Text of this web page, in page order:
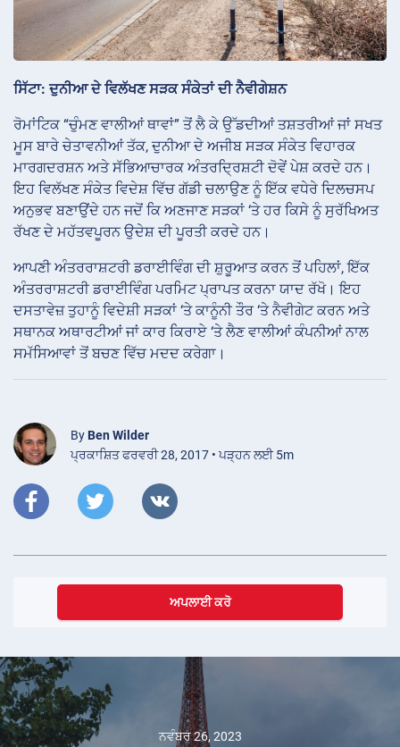
ਸਿੱਟਾ: ਦੁਨੀਆ ਦੇ ਵਿਲੱਖਣ ਸੜਕ ਸੰਕੇਤਾਂ ਦੀ ਨੈਵੀਗੇਸ਼ਨ
ਰੋਮਾਂਟਿਕ “ਚੁੰਮਣ ਵਾਲੀਆਂ ਥਾਵਾਂ” ਤੋਂ ਲੈ ਕੇ ਉੱਡਦੀਆਂ ਤਸ਼ਤਰੀਆਂ ਜਾਂ ਸਖਤ
ਮੂਸ ਬਾਰੇ ਚੇਤਾਵਨੀਆਂ ਤੱਕ, ਦੁਨੀਆ ਦੇ ਅਜੀਬ ਸੜਕ ਸੰਕੇਤ ਵਿਹਾਰਕ
ਮਾਰਗਦਰਸ਼ਨ ਅਤੇ ਸੱਭਿਆਚਾਰਕ ਅੰਤਰਦ੍ਰਿਸ਼ਟੀ ਦੋਵੇਂ ਪੇਸ਼ ਕਰਦੇ ਹਨ।
ਇਹ ਵਿਲੱਖਣ ਸੰਕੇਤ ਵਿਦੇਸ਼ ਵਿੱਚ ਗੱਡੀ ਚਲਾਉਣ ਨੂੰ ਇੱਕ ਵਧੇਰੇ ਦਿਲਚਸਪ
ਅਨੁਭਵ ਬਣਾਉਂਦੇ ਹਨ ਜਦੋਂ ਕਿ ਅਣਜਾਣ ਸੜਕਾਂ ‘ਤੇ ਹਰ ਕਿਸੇ ਨੂੰ ਸੁਰੱਖਿਅਤ
ਰੱਖਣ ਦੇ ਮਹੱਤਵਪੂਰਨ ਉਦੇਸ਼ ਦੀ ਪੂਰਤੀ ਕਰਦੇ ਹਨ।
ਆਪਣੀ ਅੰਤਰਰਾਸ਼ਟਰੀ ਡਰਾਈਵਿੰਗ ਦੀ ਸ਼ੁਰੂਆਤ ਕਰਨ ਤੋਂ ਪਹਿਲਾਂ, ਇੱਕ
ਅੰਤਰਰਾਸ਼ਟਰੀ ਡਰਾਈਵਿੰਗ ਪਰਮਿਟ ਪ੍ਰਾਪਤ ਕਰਨਾ ਯਾਦ ਰੱਖੋ। ਇਹ
ਦਸਤਾਵੇਜ਼ ਤੁਹਾਨੂੰ ਵਿਦੇਸ਼ੀ ਸੜਕਾਂ ‘ਤੇ ਕਾਨੂੰਨੀ ਤੌਰ ‘ਤੇ ਨੈਵੀਗੇਟ ਕਰਨ ਅਤੇ
ਸਥਾਨਕ ਅਥਾਰਟੀਆਂ ਜਾਂ ਕਾਰ ਕਿਰਾਏ ‘ਤੇ ਲੈਣ ਵਾਲੀਆਂ ਕੰਪਨੀਆਂ ਨਾਲ
ਸਮੱਸਿਆਵਾਂ ਤੋਂ ਬਚਣ ਵਿੱਚ ਮਦਦ ਕਰੇਗਾ।
By Ben Wilder
ਪ੍ਰਕਾਸ਼ਿਤ ਫਰਵਰੀ 28, 2017 • ਪੜ੍ਹਨ ਲਈ 5m
ਅਪਲਾਈ ਕਰੋ
ਨਵੰਬਰ 26, 2023